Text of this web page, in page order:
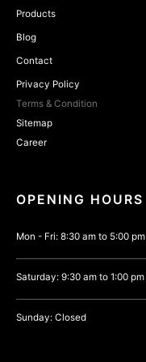
Products
Blog
Contact
Privacy Policy
Terms & Condition
Sitemap
Career
OPENING HOURS
Mon - Fri: 8:30 am to 5:00 pm
Saturday: 9:30 am to 1:00 pm
Sunday: Closed